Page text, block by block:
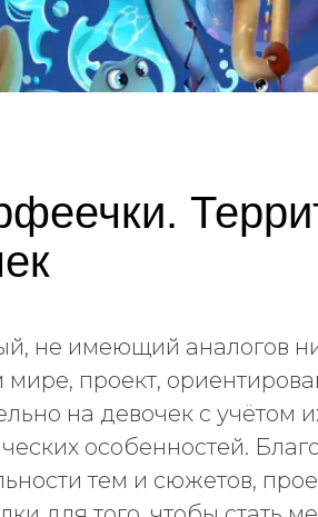
не имеющий аналогов
мире, проект,
на девочек с учётом
особенностей.
тем и сюжетов,